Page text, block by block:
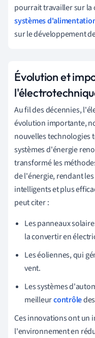
pourrait travailler sur la
systèmes
sur le développement
Évolution et
Au fil des décennies,
évolution importante,
nouvelles technologies
systèmes d'énergie
transformé les
de l'énergie, rendant
intelligents et plus
peut citer :
Les panneaux
la convertir en
Les éoliennes, qui
vent.
Les systèmes
meilleurcontrôle
Ces innovations ont un
l'environnement en